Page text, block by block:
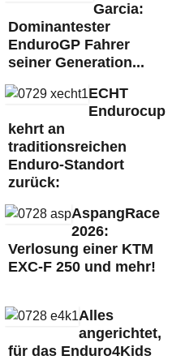
Garcia:
Dominantester
EnduroGP Fahrer
seiner Generation...
ECHT
Endurocup
kehrt an
traditionsreichen
Enduro-Standort
zurück:
AspangRace
2026:
Verlosung einer KTM
EXC-F 250 und mehr!
Alles
angerichtet,
für das Enduro4Kids